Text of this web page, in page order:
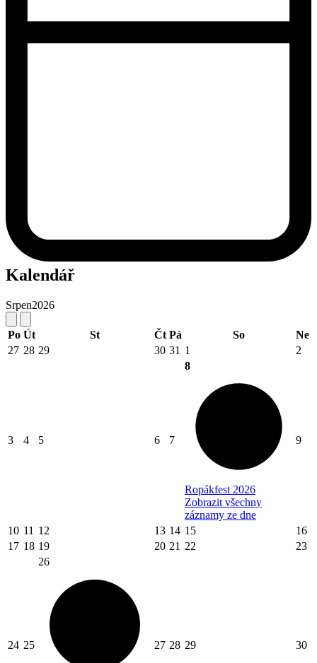
Kalendář
Srpen2026
Po Út St Čt Pá So
Ne
27 28 29 30 31 1 2
3 4 5 6 7
8
Ropákfest 2026
Zobrazit všechny
záznamy ze dne
9
10 11 12 13 14 15
16
17 18 19 20 21 22 23
24 25
26
27 28 29 30